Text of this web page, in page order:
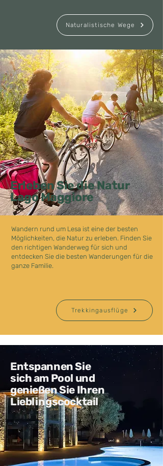
Naturalistische Wege
Erleben Sie die Natur
Lago Maggiore
Wandern rund um Lesa ist eine der besten
Möglichkeiten, die Natur zu erleben. Finden Sie
den richtigen Wanderweg für sich und
entdecken Sie die besten Wanderungen für die
ganze Familie.
Trekkingausflüge
Entspannen Sie
sich am Pool und
genießen Sie Ihren
Lieblingscocktail